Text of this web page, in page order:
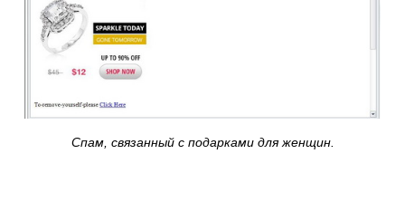
Спам, связанный с подарками для женщин.